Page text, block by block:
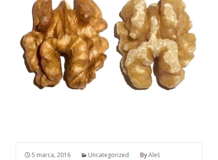
5 marca, 2016 Uncategorized ByAleš